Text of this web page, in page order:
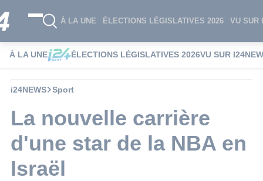
À LA UNE ÉLECTIONS LÉGISLATIVES 2026 VU SUR
À LA UNE ÉLECTIONS LÉGISLATIVES 2026VU SUR
i24NEWS Sport
La nouvelle carrière
d'une star de la NBA en
Israël